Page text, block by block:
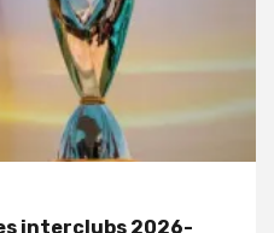
interclubs 2026-